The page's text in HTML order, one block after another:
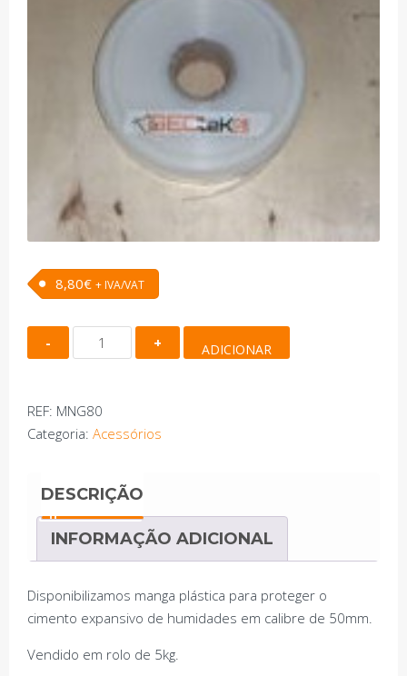
8,80€ + IVA/VAT
Quantidade
de
Plástica
80mm
50mm
ADICIONAR
REF: MNG80
Categoria: Acessórios
DESCRIÇÃO
INFORMAÇÃO ADICIONAL
Disponibilizamos manga plástica para proteger o
cimento expansivo de humidades em calibre de 50mm.
Vendido em rolo de 5kg.